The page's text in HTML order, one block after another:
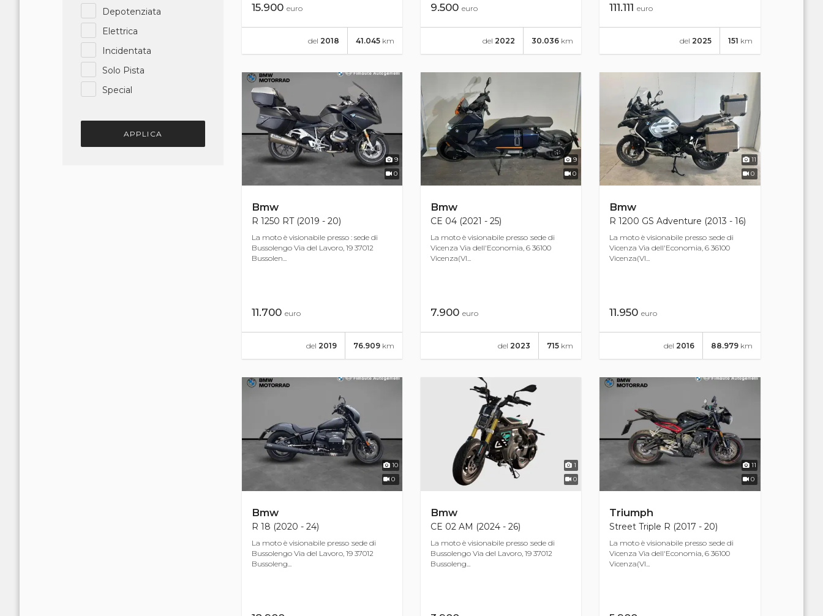
Depotenziata
Elettrica
Incidentata
Solo Pista
Special
APPLICA
15.900 euro
41.045 km
del 2018
9.500 euro
30.036 km
del 2022
111.111euro
151 km
del 2025
9
0
Bmw
R 1250 RT (2019 - 20)
La moto è visionabile presso : sede di
Bussolengo Via del Lavoro, 19 37012
Bussolen...
11.700 euro
76.909 km
del 2019
9
0
Bmw
CE 04 (2021 - 25)
La moto è visionabile presso :sede di
Vicenza Via dell'Economia, 6 36100
Vicenza(VI...
7.900 euro
715 km
del 2023
11
0
Bmw
R 1200 GS Adventure (2013 - 16)
La moto è visionabile presso :sede di
Vicenza Via dell'Economia, 6 36100
Vicenza(VI...
11.950euro
88.979 km
del 2016
10
0
Bmw
R 18 (2020 - 24)
La moto è visionabile presso :sede di
Bussolengo Via del Lavoro, 19 37012
Bussoleng...
1
0
Bmw
CE 02 AM (2024 - 26)
La moto è visionabile presso :sede di
Bussolengo Via del Lavoro, 19 37012
Bussoleng...
11
0
Triumph
Street Triple R (2017 - 20)
La moto è visionabile presso :sede di
Vicenza Via dell'Economia, 6 36100
Vicenza(VI...